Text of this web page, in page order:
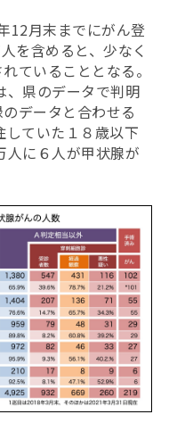
12月末までにがん登
を含めると、少なく
ていることとなる。
、県のデータで判明
データと合わせる
していた１８歳以下
人に６人が甲状腺が